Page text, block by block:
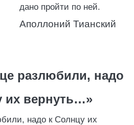
дано пройти по ней.
Аполлоний Тианский
разлюбили, надо
их вернуть…»
надо к Солнцу их